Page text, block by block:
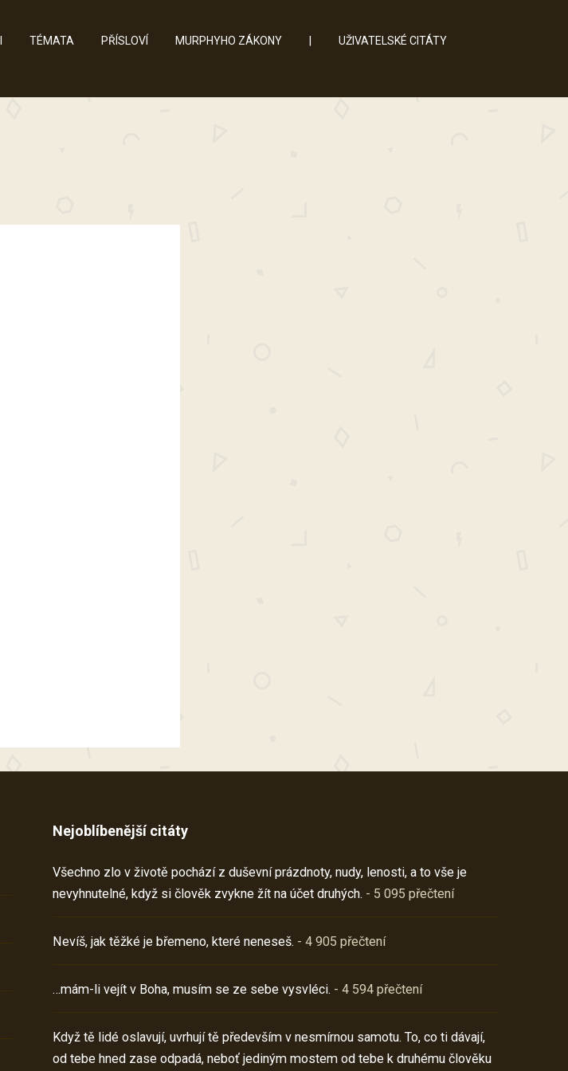
TÉMATA PŘÍSLOVÍ MURPHYHO ZÁKONY UŽIVATELSKÉ CITÁTY
Nejoblíbenější citáty
Všechno zlo v životě pochází z duševní prázdnoty, nudy, lenosti, a to vše je
nevyhnutelné, když si člověk zvykne žít na účet druhých. - 5 095 přečtení
Nevíš, jak těžké je břemeno, které neneseš. - 4 905 přečtení
…mám-li vejít v Boha, musím se ze sebe vysvléci. - 4 594 přečtení
Když tě lidé oslavují, uvrhují tě především v nesmírnou samotu. To, co ti dávají,
od tebe hned zase odpadá, neboť jediným mostem od tebe k druhému člověku